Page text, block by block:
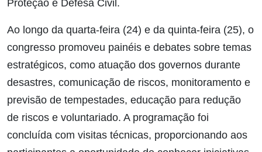
Proteção e Defesa Civil.
Ao longo da quarta-feira (24) e da quinta-feira (25), o
congresso promoveu painéis e debates sobre temas
estratégicos, como atuação dos governos durante
desastres, comunicação de riscos, monitoramento e
previsão de tempestades, educação para redução
de riscos e voluntariado. A programação foi
concluída com visitas técnicas, proporcionando aos